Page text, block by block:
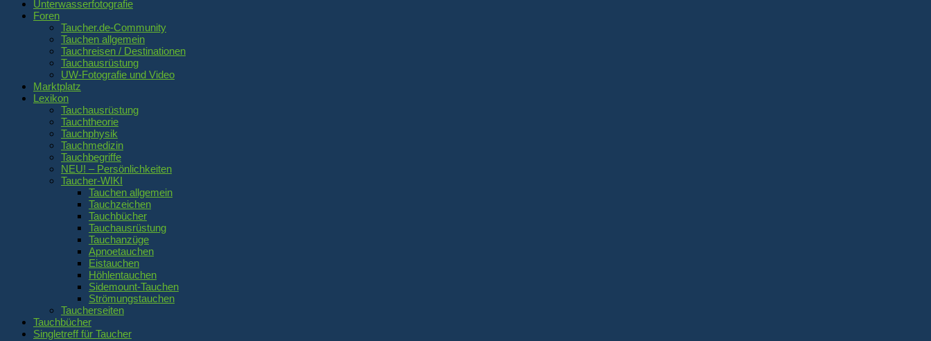
Unterwasserfotografie
Foren
Taucher.de-Community
Tauchen allgemein
Tauchreisen / Destinationen
Tauchausrüstung
UW-Fotografie und Video
Marktplatz
Lexikon
Tauchausrüstung
Tauchtheorie
Tauchphysik
Tauchmedizin
Tauchbegriffe
NEU! – Persönlichkeiten
Taucher-WIKI
Tauchen allgemein
Tauchzeichen
Tauchbücher
Tauchausrüstung
Tauchanzüge
Apnoetauchen
Eistauchen
Höhlentauchen
Sidemount-Tauchen
Strömungstauchen
Taucherseiten
Tauchbücher
Singletreff für Taucher